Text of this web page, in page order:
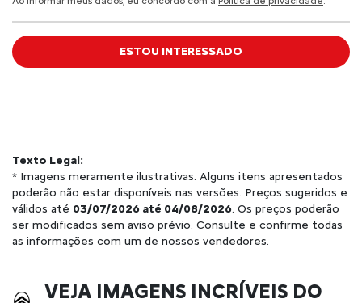
ESTOU INTERESSADO
Texto Legal:
* Imagens meramente ilustrativas. Alguns itens apresentados
poderão não estar disponíveis nas versões. Preços sugeridos e
válidos até 03/07/2026 até 04/08/2026. Os preços poderão
ser modificados sem aviso prévio. Consulte e confirme todas
as informações com um de nossos vendedores.
VEJA IMAGENS INCRÍVEIS DO